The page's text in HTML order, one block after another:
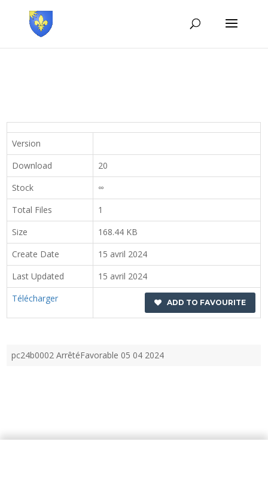
Version
Download
20
Stock
∞
Total Files
1
Size
168.44 KB
Create Date
15 avril 2024
Last Updated
15 avril 2024
Télécharger
ADD TO FAVOURITE
pc24b0002 ArrêtéFavorable 05 04 2024